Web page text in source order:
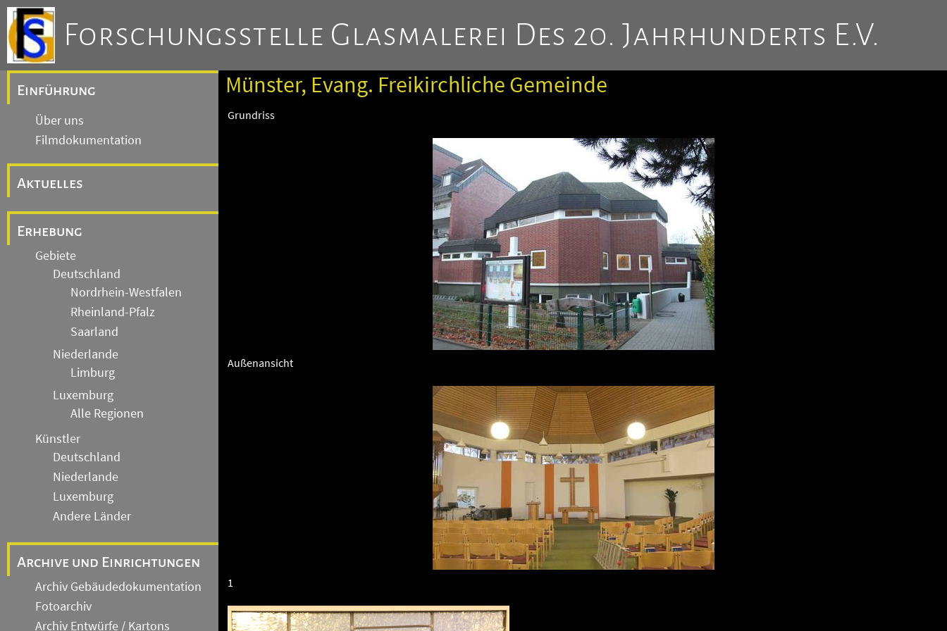
Forschungsstelle Glasmalerei Des 20. Jahrhunderts E.V.
Einführung
Über uns
Filmdokumentation
Aktuelles
Erhebung
Gebiete
Deutschland
Nordrhein-Westfalen
Rheinland-Pfalz
Saarland
Niederlande
Limburg
Luxemburg
Alle Regionen
Künstler
Deutschland
Niederlande
Luxemburg
Andere Länder
Archive und Einrichtungen
Archiv Gebäudedokumentation
Fotoarchiv
Archiv Entwürfe / Kartons
Münster, Evang. Freikirchliche Gemeinde
Grundriss
Außenansicht
1